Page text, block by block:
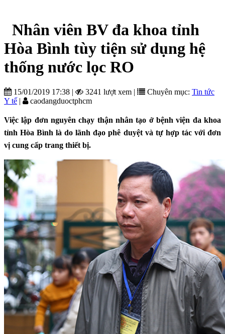
Nhân viên BV đa khoa tỉnh
Hòa Bình tùy tiện sử dụng hệ
thống nước lọc RO
15/01/2019 17:38 | 3241 lượt xem | Chuyên mục: Tin tức
Y tế | caodangduoctphcm
Việc lập đơn nguyên chạy thận nhân tạo ở bệnh viện đa khoa
tỉnh Hòa Bình là do lãnh đạo phê duyệt và tự hợp tác với đơn
vị cung cấp trang thiết bị.